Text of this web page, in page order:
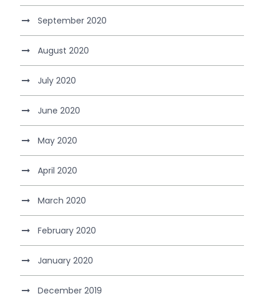
September 2020
August 2020
July 2020
June 2020
May 2020
April 2020
March 2020
February 2020
January 2020
December 2019